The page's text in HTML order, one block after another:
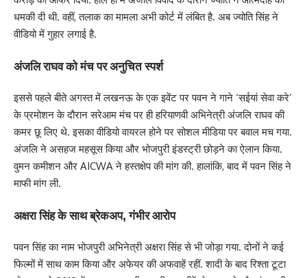
धमकी दी थी. वहीं, तलाक का मामला अभी कोर्ट में लंबित है. अब ज्योति सिंह ने
वीडियो में गुहार लगाई है.
अंजलि राघव को मंच पर अनुचित स्पर्श
इससे पहले बीते अगस्त में लखनऊ के एक इवेंट पर पवन ने गाने ‘सईयां सेवा करे’
के प्रमोशन के दौरान सरेआम मंच पर ही हरियाणवी अभिनेत्री अंजलि राघव की
कमर छू लिए थे. इसका वीडियो वायरल होने पर सोशल मीडिया पर बवाल मच गया.
अंजलि ने असहज महसूस किया और भोजपुरी इंडस्ट्री छोड़ने का ऐलान किया.
वुमन कमीशन और AICWA ने हस्तक्षेप की मांग की. हालांकि, बाद में पवन सिंह ने
माफी मांग ली.
अक्षरा सिंह के साथ ब्रेकअप, गंभीर आरोप
पवन सिंह का नाम भोजपुरी अभिनेत्री अक्षरा सिंह से भी जोड़ा गया. दोनों ने कई
फिल्मों में साथ काम किया और अफेयर की अफवाहें रहीं. शादी के बाद रिश्ता टूटा